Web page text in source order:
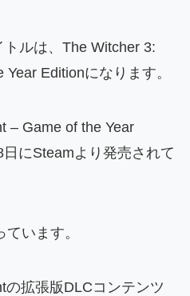
ルは、The Witcher 3:
Editionになります。
– Game of the Year
にSteamより発売されて
います。
拡張版DLCコンテンツ